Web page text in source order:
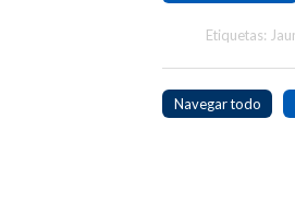
Etiquetas:
Navegar todo